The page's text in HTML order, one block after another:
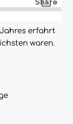
erfahrt
waren.